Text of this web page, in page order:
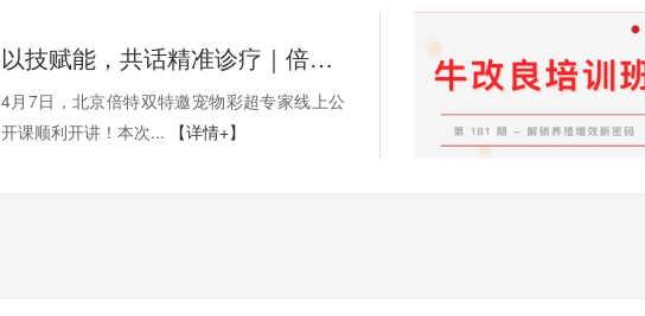
以技赋能，共话精准诊疗｜倍特双宠物彩超公开课圆满收官
4月7日，北京倍特双特邀宠物彩超专家线上公
开课顺利开讲！本次...
【详情+】